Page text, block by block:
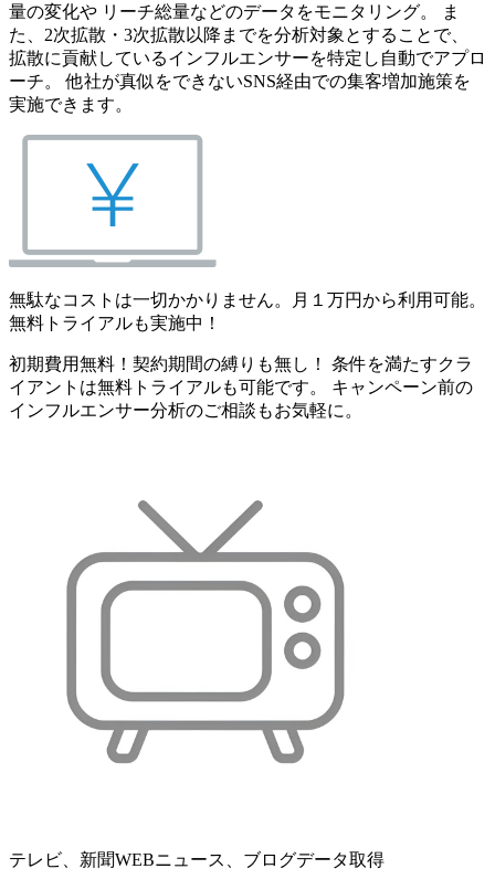
量の変化や リーチ総量などのデータをモニタリング。 ま
た、2次拡散・3次拡散以降までを分析対象とすることで、
拡散に貢献しているインフルエンサーを特定し自動でアプロ
ーチ。 他社が真似をできないSNS経由での集客増加施策を
実施できます。
無駄なコストは一切かかりません。月１万円から利用可能。
無料トライアルも実施中！
初期費用無料！契約期間の縛りも無し！ 条件を満たすクラ
イアントは無料トライアルも可能です。 キャンペーン前の
インフルエンサー分析のご相談もお気軽に。
テレビ、新聞WEBニュース、ブログデータ取得